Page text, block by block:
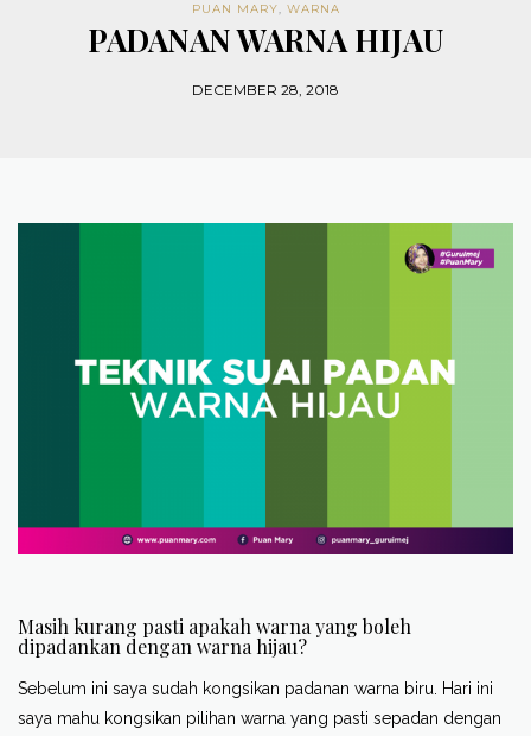
PUAN MARY, WARNA
PADANAN WARNA HIJAU
DECEMBER 28, 2018
Masih kurang pasti apakah warna yang boleh
dipadankan dengan warna hijau?
Sebelum ini saya sudah kongsikan padanan warna biru. Hari ini
saya mahu kongsikan pilihan warna yang pasti sepadan dengan